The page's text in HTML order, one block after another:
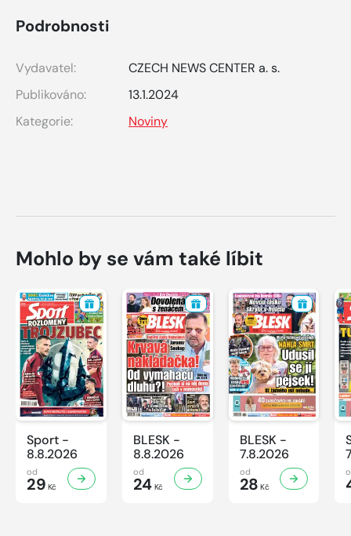
Podrobnosti
Vydavatel:
CZECH NEWS CENTER a. s.
Publikováno:
13.1.2024
Kategorie:
Noviny
Mohlo by se vám také líbit
Sport -
8.8.2026
od
29 Kč
BLESK -
8.8.2026
od
24Kč
BLESK -
7.8.2026
od
28 Kč